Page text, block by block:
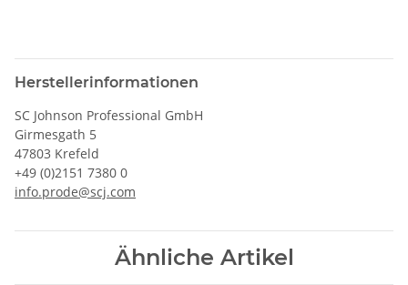
Herstellerinformationen
SC Johnson Professional GmbH
Girmesgath 5
47803 Krefeld
+49 (0)2151 7380 0
info.prode@scj.com
Ähnliche Artikel